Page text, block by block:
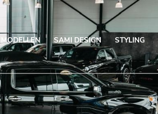
MODELLEN SAMI DESIGN STYLING